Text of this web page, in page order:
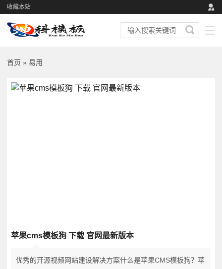
收藏本站
首页 » 易用
苹果cms模板狗 下载 官网最新版本
优秀的开源视频网站建设解决方案什么是苹果CMS模板狗？苹